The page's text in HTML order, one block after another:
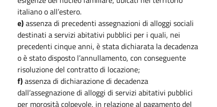
italiano o all’estero.
e)assenza di precedenti assegnazioni di alloggi sociali
destinati a servizi abitativi pubblici per i quali, nei
precedenti cinque anni, è stata dichiarata la decadenza
o è stato disposto l’annullamento, con conseguente
risoluzione del contratto di locazione;
f)assenza di dichiarazione di decadenza
dall’assegnazione di alloggi di servizi abitativi pubblici
per morosità colpevole, in relazione al pagamento del